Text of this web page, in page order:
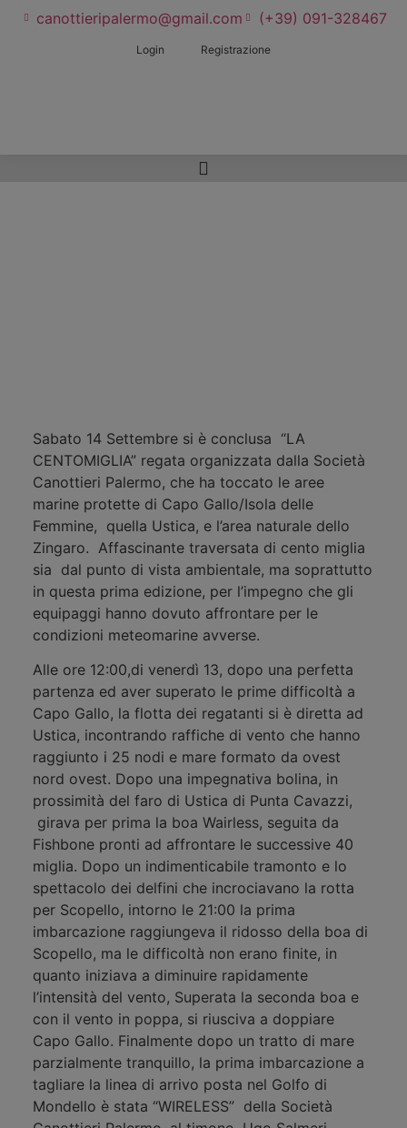
canottieripalermo@gmail.com (+39) 091-328467
Login Registrazione
Sabato 14 Settembre si è conclusa “LA
CENTOMIGLIA” regata organizzata dalla Società
Canottieri Palermo, che ha toccato le aree
marine protette di Capo Gallo/Isola delle
Femmine, quella Ustica, e l’area naturale dello
Zingaro. Affascinante traversata di cento miglia
sia dal punto di vista ambientale, ma soprattutto
in questa prima edizione, per l’impegno che gli
equipaggi hanno dovuto affrontare per le
condizioni meteomarine avverse.
Alle ore 12:00,di venerdì 13, dopo una perfetta
partenza ed aver superato le prime difficoltà a
Capo Gallo, la flotta dei regatanti si è diretta ad
Ustica, incontrando raffiche di vento che hanno
raggiunto i 25 nodi e mare formato da ovest
nord ovest. Dopo una impegnativa bolina, in
prossimità del faro di Ustica di Punta Cavazzi,
girava per prima la boa Wairless, seguita da
Fishbone pronti ad affrontare le successive 40
miglia. Dopo un indimenticabile tramonto e lo
spettacolo dei delfini che incrociavano la rotta
per Scopello, intorno le 21:00 la prima
imbarcazione raggiungeva il ridosso della boa di
Scopello, ma le difficoltà non erano finite, in
quanto iniziava a diminuire rapidamente
l’intensità del vento, Superata la seconda boa e
con il vento in poppa, si riusciva a doppiare
Capo Gallo. Finalmente dopo un tratto di mare
parzialmente tranquillo, la prima imbarcazione a
tagliare la linea di arrivo posta nel Golfo di
Mondello è stata “WIRELESS” della Società